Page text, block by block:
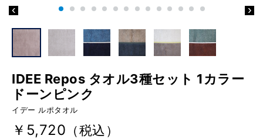
IDEE Repos タオル3種セット 1カラー
ドーンピンク
イデー ルポタオル
￥5,720 （税込）